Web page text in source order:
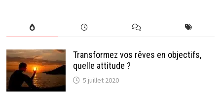
Transformez vos rêves en objectifs,
quelle attitude ?
5 juillet 2020